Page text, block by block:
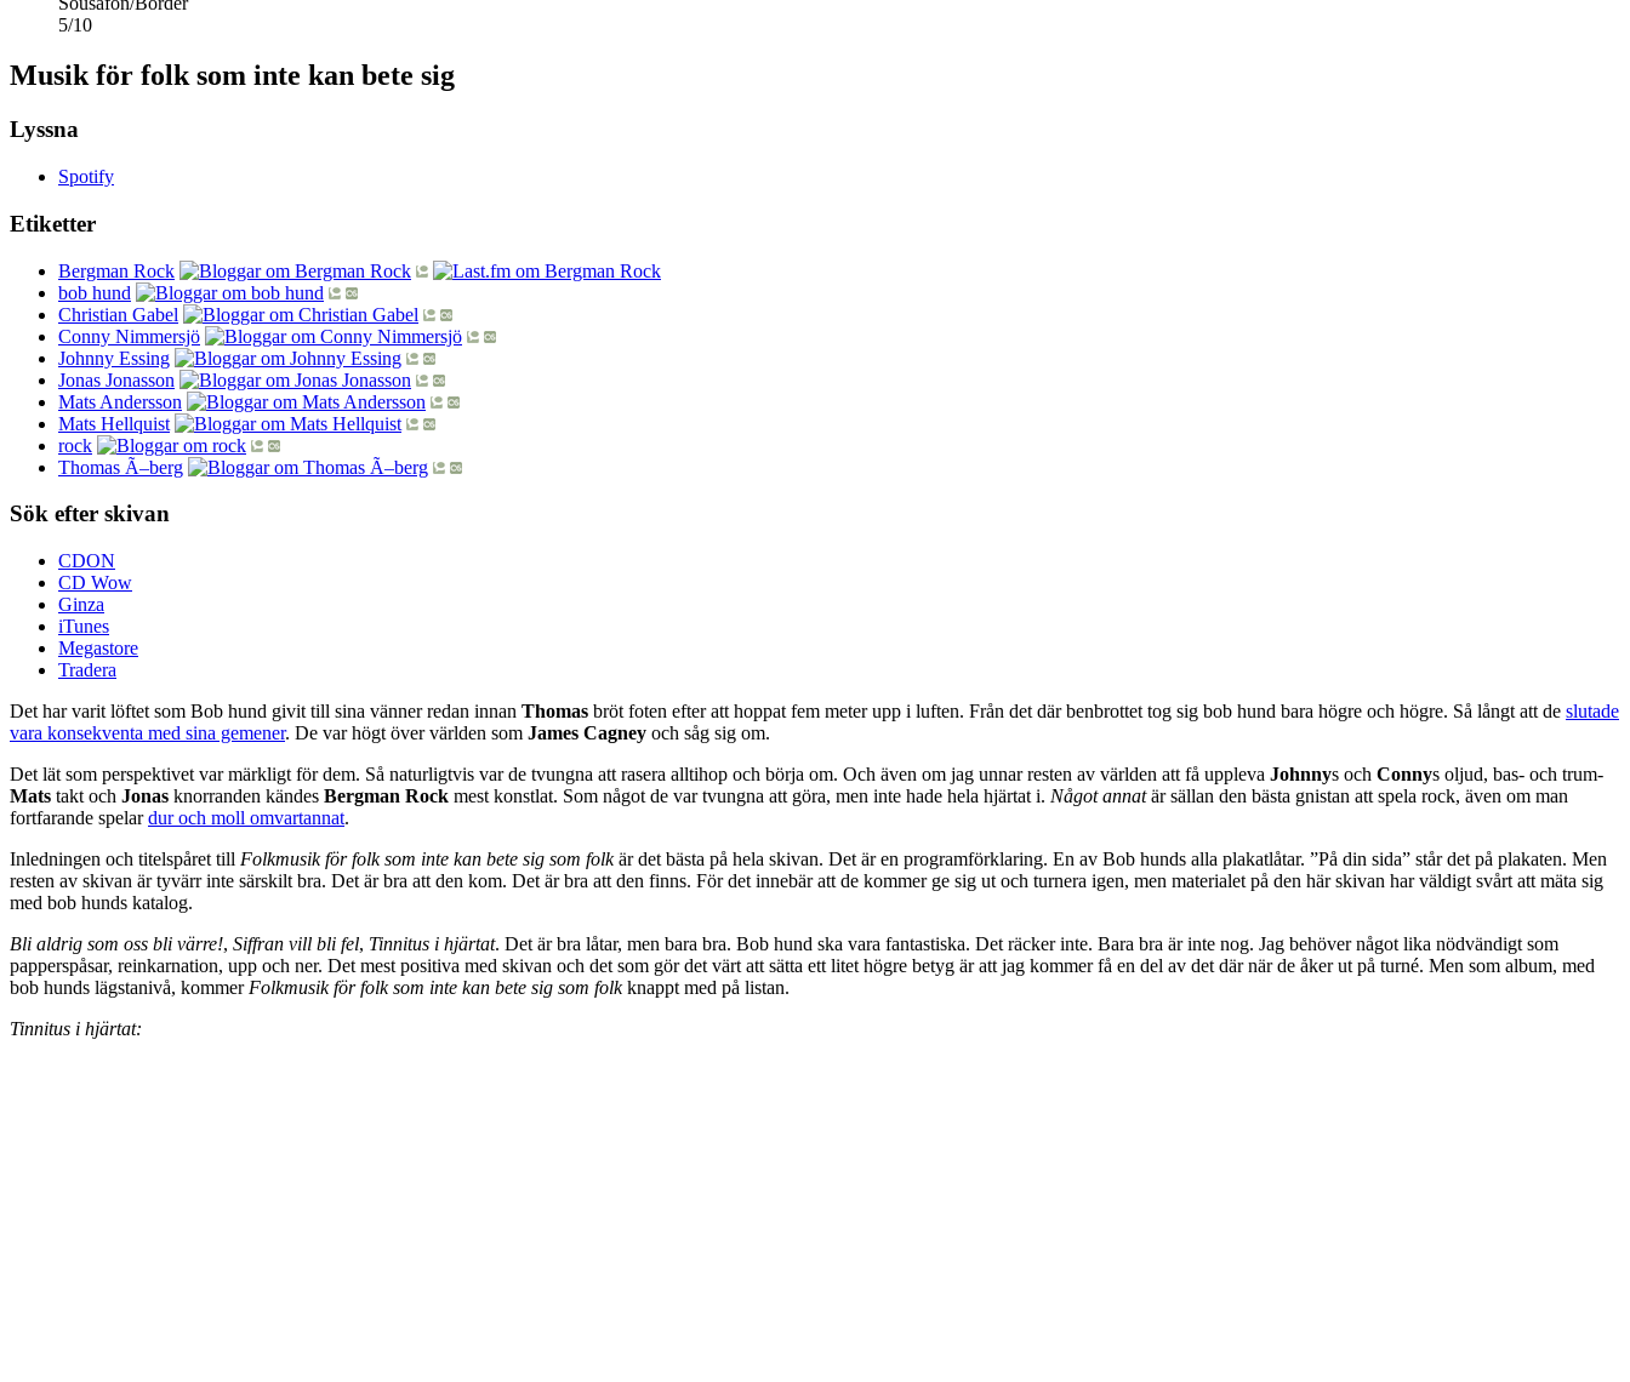
5/10
Musik för folk som inte kan bete sig
Lyssna
Spotify
Etiketter
Bergman Rock
bob hund
Christian Gabel
Conny Nimmersjö
Johnny Essing
Jonas Jonasson
Mats Andersson
Mats Hellquist
rock
Thomas Ã–berg
Sök efter skivan
CDON
CD Wow
Ginza
iTunes
Megastore
Tradera
Det har varit löftet som Bob hund givit till sina vänner redan innan Thomas bröt foten efter att hoppat fem meter upp i luften. Från det där benbrottet tog sig bob hund bara högre och högre. Så långt att de slutade
vara konsekventa med sina gemener. De var högt över världen som James Cagney och såg sig om.
Det lät som perspektivet var märkligt för dem. Så naturligtvis var de tvungna att rasera alltihop och börja om. Och även om jag unnar resten av världen att få uppleva Johnnys och Connys oljud, bas- och trum-
Mats takt och Jonas knorranden kändes Bergman Rock mest konstlat. Som något de var tvungna att göra, men inte hade hela hjärtat i. Något annatär sällan den bästa gnistan att spela rock, även om man
fortfarande spelardur och moll omvartannat.
Inledningen och titelspåret till Folkmusik för folk som inte kan bete sig som folkär det bästa på hela skivan. Det är en programförklaring. En av Bob hunds alla plakatlåtar. ”På din sida” står det på plakaten. Men
resten av skivan är tyvärr inte särskilt bra. Det är bra att den kom. Det är bra att den finns. För det innebär att de kommer ge sig ut och turnera igen, men materialet på den här skivan har väldigt svårt att mäta sig
med bob hunds katalog.
Bli aldrig som oss bli värre!, Siffran vill bli fel, Tinnitus i hjärtat. Det är bra låtar, men bara bra. Bob hund ska vara fantastiska. Det räcker inte. Bara bra är inte nog. Jag behöver något lika nödvändigt som
papperspåsar, reinkarnation, upp och ner. Det mest positiva med skivan och det som gör det värt att sätta ett litet högre betyg är att jag kommer få en del av det där när de åker ut på turné. Men som album, med
bob hunds lägstanivå, kommer Folkmusik för folk som inte kan bete sig som folkknappt med på listan.
Tinnitus i hjärtat: